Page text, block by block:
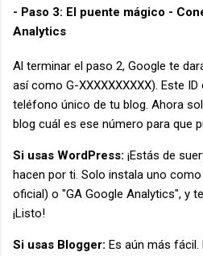
- Paso 3: El puente mágico -
Analytics
Al terminar el paso 2, Google te
así como G-XXXXXXXXXX). Este
teléfono único de tu blog. Ahora
blog cuál es ese número para que
Si usas WordPress: ¡Estás de
hacen por ti. Solo instala uno como
oficial) o "GA Google Analytics", y
¡Listo!
Si usas Blogger: Es aún más